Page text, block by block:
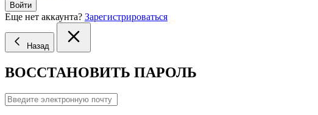
Войти
Еще нет аккаунта? Зарегистрироваться
Назад
ВОССТАНОВИТЬ ПАРОЛЬ